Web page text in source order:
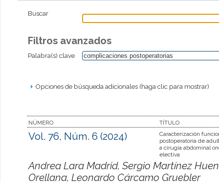
Buscar
Filtros avanzados
Palabra(s) clave
Opciones de búsqueda adicionales (haga clic para mostrar)
NÚMERO TÍTULO
Vol. 76, Núm. 6 (2024)
Caracterización
postoperatoria de
a cirugía abdominal
electiva
Andrea Lara Madrid, Sergio Martínez
Orellana, Leonardo Cárcamo Gruebler